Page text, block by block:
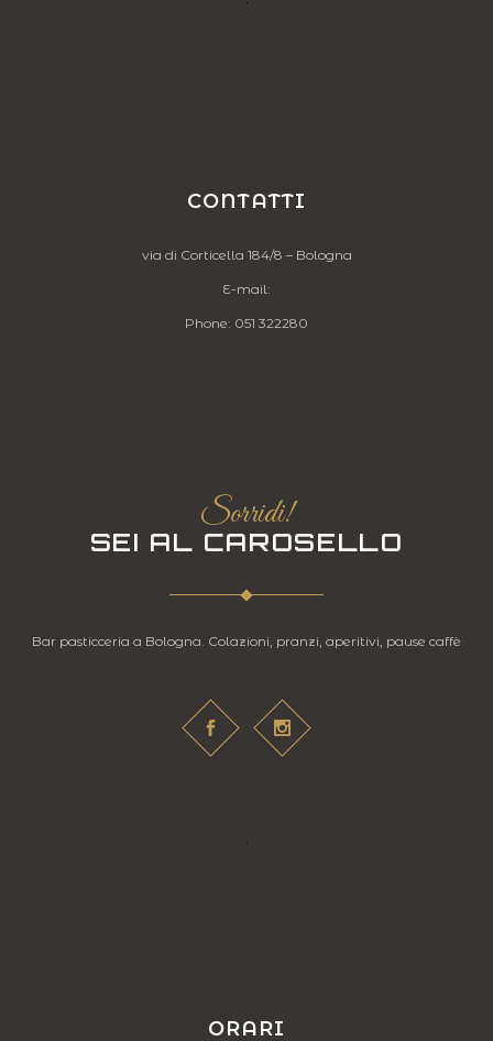
CONTATTI
via di Corticella 184/8 – Bologna
E-mail:
Phone: 051 322280
Sorridi!
SEI AL CAROSELLO
Bar pasticceria a Bologna. Colazioni, pranzi, aperitivi, pause caffè
ORARI